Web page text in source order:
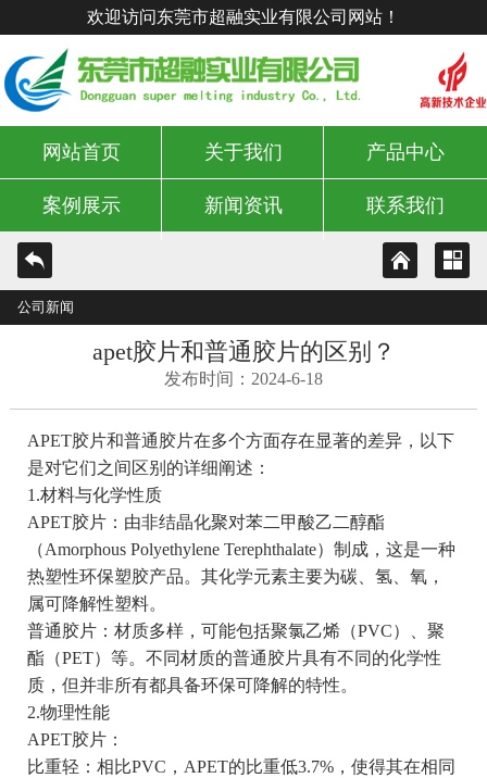
欢迎访问东莞市超融实业有限公司网站！
网站首页 关于我们 产品中心
案例展示 新闻资讯 联系我们
公司新闻
apet胶片和普通胶片的区别？
发布时间：2024-6-18
APET胶片和普通胶片在多个方面存在显著的差异，以下
是对它们之间区别的详细阐述：
1.材料与化学性质
APET胶片：由非结晶化聚对苯二甲酸乙二醇酯
（Amorphous Polyethylene Terephthalate）制成，这是一种
热塑性环保塑胶产品。其化学元素主要为碳、氢、氧，
属可降解性塑料。
普通胶片：材质多样，可能包括聚氯乙烯（PVC）、聚
酯（PET）等。不同材质的普通胶片具有不同的化学性
质，但并非所有都具备环保可降解的特性。
2.物理性能
APET胶片：
比重轻：相比PVC，APET的比重低3.7%，使得其在相同